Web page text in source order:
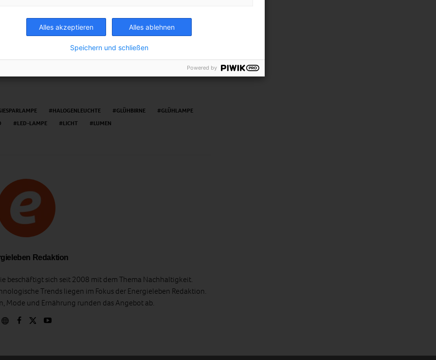
TWEET
HALOGENLEUCHTE GLÜHBIRNE
GLÜHLAMPE
LED-LAMPE LICHT LUMEN
Redaktion
beschäftigt sich seit 2008 mit dem Thema Nachhaltigkeit.
Trends liegen im Fokus der Energieleben Redaktion.
Mode und Ernährung runden das Angebot ab.
Alles akzeptieren Alles ablehnen
Speichern und schließen
Powered by